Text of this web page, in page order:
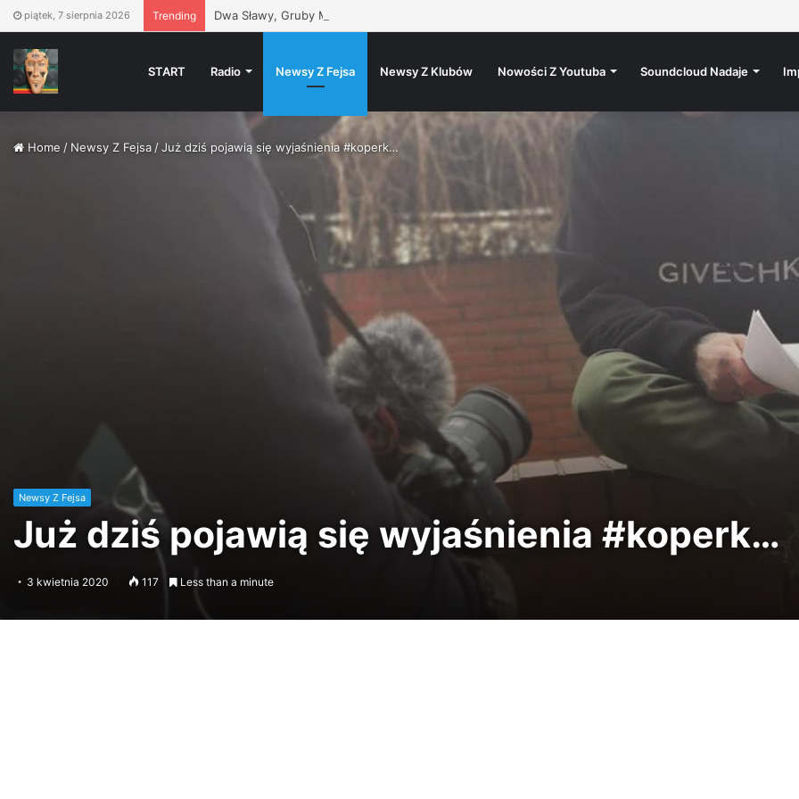
piątek, 7 sierpnia 2026 Trending Dwa Sławy, Gruby Mielzky, Pers, @atutowy – Bad Vibes Only (prod. @atutowy x The Returners)
START Radio Newsy Z Fejsa Newsy Z Klubów Nowości Z Youtuba Soundcloud Nadaje
Home / Newsy Z Fejsa /Już dziś pojawią się wyjaśnienia #koperk…
Newsy Z Fejsa
Już dziś pojawią się wyjaśnienia #koperk…
3 kwietnia 2020 117 Less than a minute